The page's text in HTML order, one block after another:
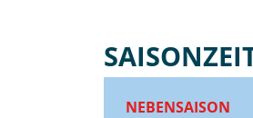
NEBENSAISON